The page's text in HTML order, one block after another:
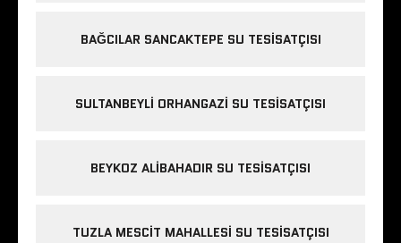
BAĞCILAR SANCAKTEPE SU TESISATÇISI
SULTANBEYLI ORHANGAZI SU TESISATÇISI
BEYKOZ ALIBAHADIR SU TESISATÇISI
TUZLA MESCIT MAHALLESI SU TESISATÇISI